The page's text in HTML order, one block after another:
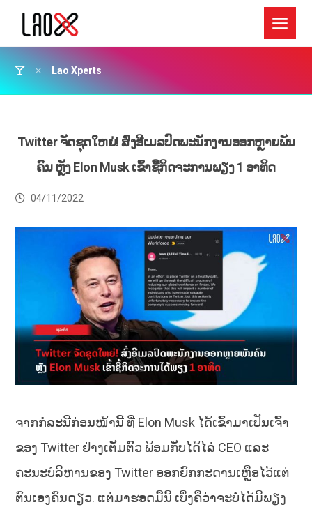
Lao Xperts
Twitter ຈັດຊຸດໃຫຍ່! ສົ່ງອີເມລປົດພະນັກງານອອກຫຼາຍພັນ
ຄົນ ຫຼັງ Elon Musk ເຂົ້າຊື້ກິດຈະການພຽງ 1 ອາທິດ
04/11/2022
ຈາກກໍລະນີກ່ອນໜ້ານີ້ ທີ່ Elon Musk ໄດ້ເຂົ້າມາເປັນເຈົ້າ
ຂອງ Twitter ຢ່າງເຕັມຕົວ ພ້ອມກັບໄດ້ໄລ່ CEO ແລະ
ຄະນະບໍລິຫານຂອງ Twitter ອອກຍົກກະດານເຫຼືອໄວ້ແຕ່
ຕົນເອງຄົນດຽວ. ແຕ່ມາຮອດມື້ນີ້ ເບິ່ງຄືວ່າຈະບໍ່ໄດ້ມີພຽງ